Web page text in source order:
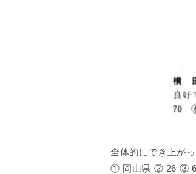
全体的にでき上が
① 岡山県 ② 26 ③